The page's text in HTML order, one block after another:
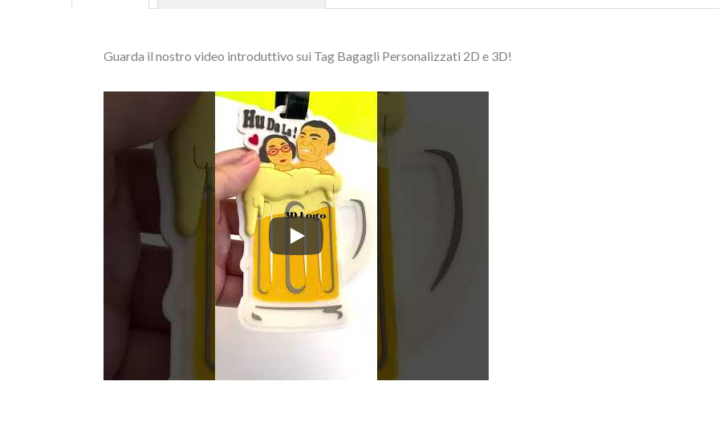
Guarda il nostro video introduttivo sui Tag Bagagli Personalizzati 2D e 3D!
Guarda il nostro video introduttivo sui Tag Bagagli Personalizzati 2D e 3D!